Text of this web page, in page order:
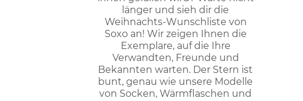
länger und sieh dir die
Weihnachts-Wunschliste von
Soxo an! Wir zeigen Ihnen die
Exemplare, auf die Ihre
Verwandten, Freunde und
Bekannten warten. Der Stern ist
bunt, genau wie unsere Modelle
von Socken, Wärmflaschen und